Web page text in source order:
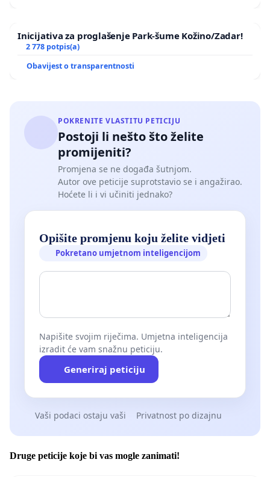
Inicijativa za proglašenje Park-šume Kožino/Zadar!
2 778 potpis(a)
Obavijest o transparentnosti
POKRENITE VLASTITU PETICIJU
Postoji li nešto što želite
promijeniti?
Promjena se ne događa šutnjom.
Autor ove peticije suprotstavio se i angažirao.
Hoćete li i vi učiniti jednako?
Opišite promjenu koju želite vidjeti
Pokretano umjetnom inteligencijom
Napišite svojim riječima. Umjetna inteligencija
izradit će vam snažnu peticiju.
Generiraj peticiju
Vaši podaci ostaju vaši Privatnost po dizajnu
Druge peticije koje bi vas mogle zanimati!